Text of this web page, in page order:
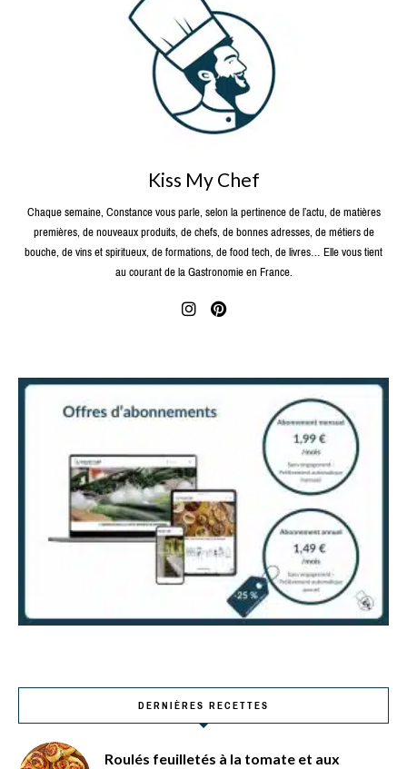
Kiss My Chef
Chaque semaine, Constance vous parle, selon la pertinence de l’actu, de matières
premières, de nouveaux produits, de chefs, de bonnes adresses, de métiers de
bouche, de vins et spiritueux, de formations, de food tech, de livres… Elle vous tient
au courant de la Gastronomie en France.
DERNIÈRES RECETTES
Roulés feuilletés à la tomate et aux